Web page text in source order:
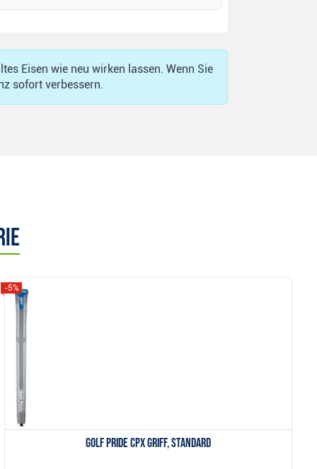
Eisen wie neu wirken lassen. Wenn Sie
sofort verbessern.
Golf Pride CPx Griff, Standard
-5%